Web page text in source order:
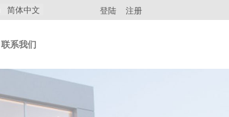
简体中文 登陆 注册
联系我们